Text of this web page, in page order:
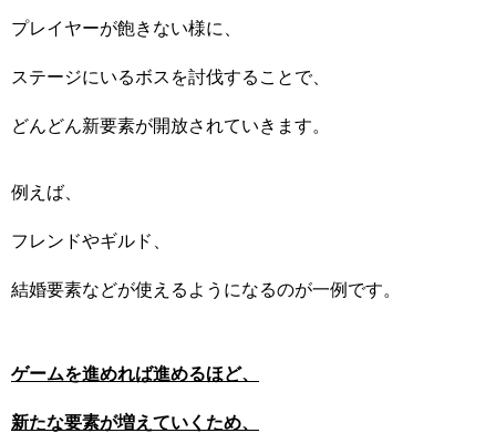
プレイヤーが飽きない様に、
ステージにいるボスを討伐することで、
どんどん新要素が開放されていきます。
例えば、
フレンドやギルド、
結婚要素などが使えるようになるのが一例です。
ゲームを進めれば進めるほど、
新たな要素が増えていくため、